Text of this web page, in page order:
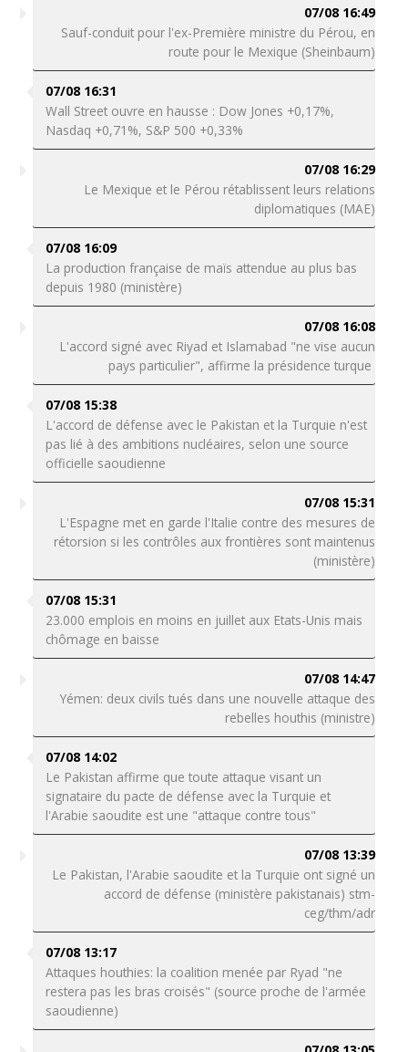
07/08 16:49
Sauf-conduit pour l'ex-Première ministre du Pérou, en
route pour le Mexique (Sheinbaum)
07/08 16:31
Wall Street ouvre en hausse : Dow Jones +0,17%,
Nasdaq +0,71%, S&P 500 +0,33%
07/08 16:29
Le Mexique et le Pérou rétablissent leurs relations
diplomatiques (MAE)
07/08 16:09
La production française de maïs attendue au plus bas
depuis 1980 (ministère)
07/08 16:08
L'accord signé avec Riyad et Islamabad "ne vise aucun
pays particulier", affirme la présidence turque
07/08 15:38
L'accord de défense avec le Pakistan et la Turquie n'est
pas lié à des ambitions nucléaires, selon une source
officielle saoudienne
07/08 15:31
L'Espagne met en garde l'Italie contre des mesures de
rétorsion si les contrôles aux frontières sont maintenus
(ministère)
07/08 15:31
23.000 emplois en moins en juillet aux Etats-Unis mais
chômage en baisse
07/08 14:47
Yémen: deux civils tués dans une nouvelle attaque des
rebelles houthis (ministre)
07/08 14:02
Le Pakistan affirme que toute attaque visant un
signataire du pacte de défense avec la Turquie et
l'Arabie saoudite est une "attaque contre tous"
07/08 13:39
Le Pakistan, l'Arabie saoudite et la Turquie ont signé un
accord de défense (ministère pakistanais) stm-
ceg/thm/adr
07/08 13:17
Attaques houthies: la coalition menée par Ryad "ne
restera pas les bras croisés" (source proche de l'armée
saoudienne)